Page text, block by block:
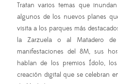
Tratan varios temas que
algunos de los nuevos planes
visita a los parques más
la Zarzuela o al Matadero
manifestaciones del 8M, sus
hablan de los premios Ídolo,
creación digital que se celebran